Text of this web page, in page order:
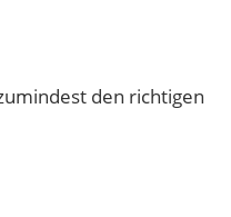
den richtigen